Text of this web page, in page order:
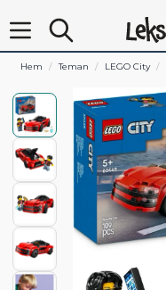
Hem Teman LEGO City